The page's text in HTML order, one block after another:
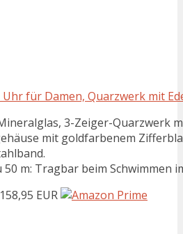
für Damen, Quarzwerk mit
3-Zeiger-Quarzwerk
mit goldfarbenem
m: Tragbar beim Schwimmen
158,95 EUR